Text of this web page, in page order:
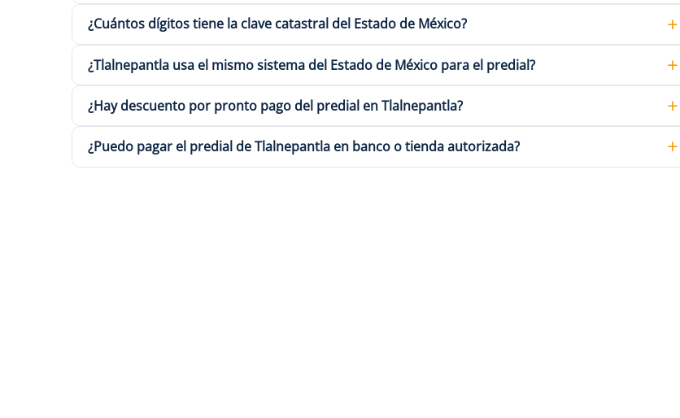
¿Cuántos dígitos tiene la clave catastral del Estado de México?
¿Tlalnepantla usa el mismo sistema del Estado de México para el predial?
¿Hay descuento por pronto pago del predial en Tlalnepantla?
¿Puedo pagar el predial de Tlalnepantla en banco o tienda autorizada?